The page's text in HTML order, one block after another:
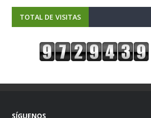
TOTAL DE VISITAS
SÍGUENOS